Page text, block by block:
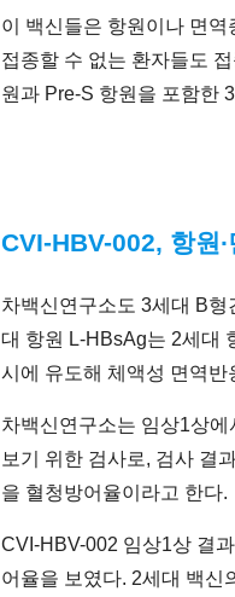
이 백신들은 항원이나 면
접종할 수 없는 환자들도
원과 Pre-S 항원을 포함한
CVI-HBV-002, 항원
차백신연구소도 3세대 B형
대 항원 L-HBsAg는 2세대
시에 유도해 체액성 면역
차백신연구소는 임상1상
보기 위한 검사로, 검사 결
을 혈청방어율이라고 한다.
CVI-HBV-002 임상1상 결
어율을 보였다. 2세대 백신